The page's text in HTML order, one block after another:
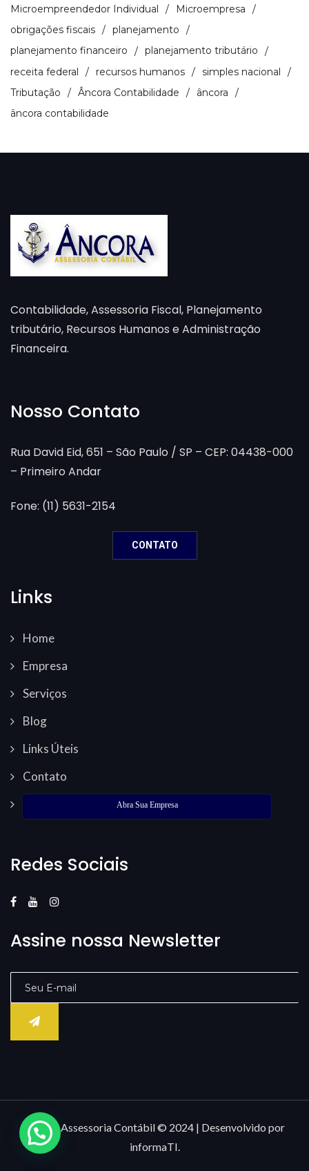
Microempreendedor Individual
Microempresa
obrigações fiscais
planejamento
planejamento financeiro
planejamento tributário
receita federal
recursos humanos
simples nacional
Tributação
Âncora Contabilidade
âncora
âncora contabilidade
Contabilidade, Assessoria Fiscal, Planejamento
tributário, Recursos Humanos e Administração
Financeira.
Nosso Contato
Rua David Eid, 651 – São Paulo / SP – CEP: 04438-000
– Primeiro Andar
Fone: (11) 5631-2154
CONTATO
Links
Home
Empresa
Serviços
Blog
Links Úteis
Contato
Abra Sua Empresa
Redes Sociais
Assine nossa Newsletter
Âncora Assessoria Contábil © 2024 | Desenvolvido por
informaTI.